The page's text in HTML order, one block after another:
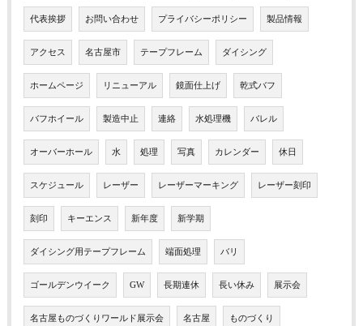
代表挨拶 お問い合わせ プライバシーポリシー 製品情報
アクセス 名古屋市 テープフレーム ダイシング
ホームページ リニューアル 鏡面仕上げ 乾式バフ
バフホイール 製造中止 連絡 水処理機 バレル
オーバーホール 水 処理 写真 カレンダー 休日
スケジュール レーザー レーザーマーキング レーザー刻印
刻印 キーエンス 新年度 新学期
ダイシング用テープフレーム 端面処理 バリ
ゴールデンウイーク GW 長期連休 長い休み 展示会
名古屋ものづくりワールド展示会 名古屋 ものづくり